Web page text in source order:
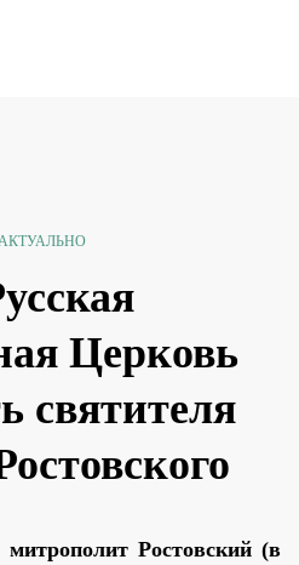
Церковь
святителя
Ростовский (в